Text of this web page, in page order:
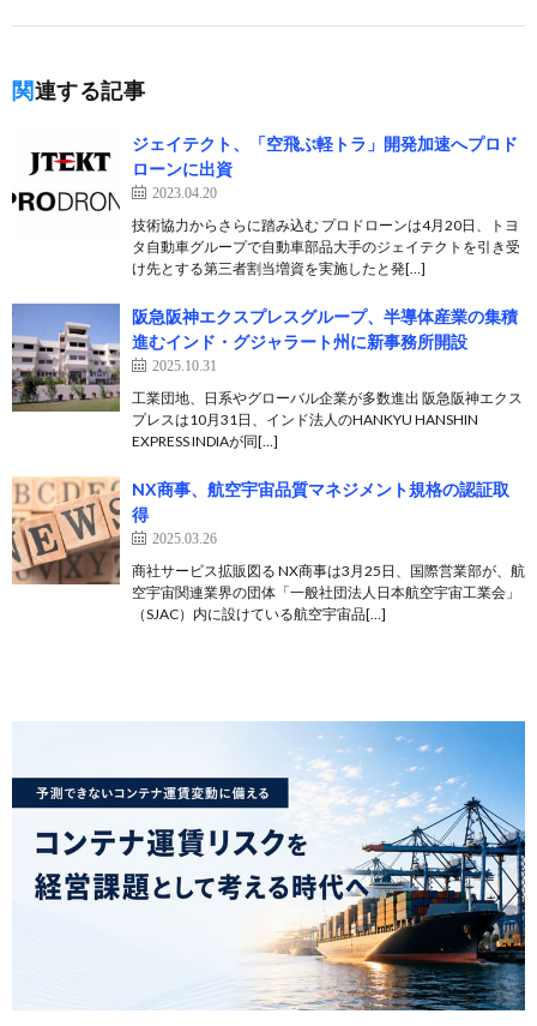
関連する記事
ジェイテクト、「空飛ぶ軽トラ」開発加速へプロド
ローンに出資
2023.04.20
技術協力からさらに踏み込む プロドローンは4月20日、トヨ
タ自動車グループで自動車部品大手のジェイテクトを引き受
け先とする第三者割当増資を実施したと発[…]
阪急阪神エクスプレスグループ、半導体産業の集積
進むインド・グジャラート州に新事務所開設
2025.10.31
工業団地、日系やグローバル企業が多数進出 阪急阪神エクス
プレスは10月31日、インド法人のHANKYU HANSHIN
EXPRESS INDIAが同[…]
NX商事、航空宇宙品質マネジメント規格の認証取
得
2025.03.26
商社サービス拡販図る NX商事は3月25日、国際営業部が、航
空宇宙関連業界の団体「一般社団法人日本航空宇宙工業会」
（SJAC）内に設けている航空宇宙品[…]